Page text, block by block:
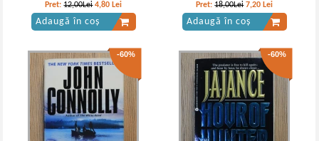
Pret:12,00Lei 4,80 Lei
Adaugă în coș
Pret:18,00Lei 7,20 Lei
Adaugă în coș
-60% -60%